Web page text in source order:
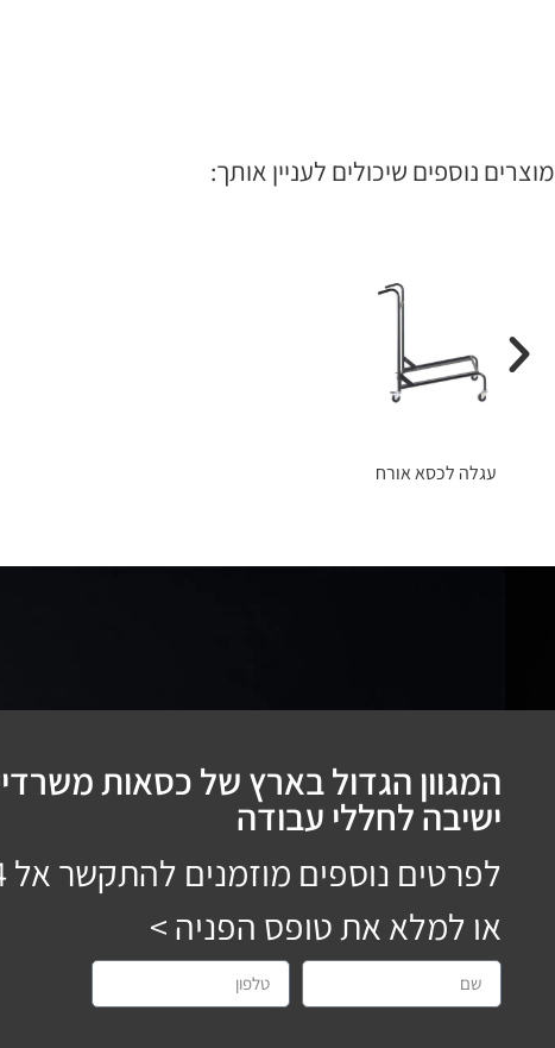
מוצרים נוספים שיכולים לעניין אותך:
עגלה לכסא אורח
המגוון הגדול בארץ של כסאות
ישיבה לחללי עבודה
לפרטים נוספים מוזמנים להתקשר אל
או למלא את טופס הפניה >